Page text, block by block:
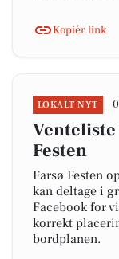
Kopiér link
LOKALT NYT
Festen
Farsø Festen
kan deltage i
Facebook for
korrekt
bordplanen.